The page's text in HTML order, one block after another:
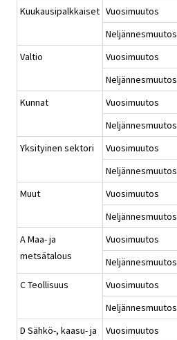
Kuukausipalkkaiset Vuosimuutos
Neljännesmuutos
Valtio
Vuosimuutos
Neljännesmuutos
Kunnat
Vuosimuutos
Neljännesmuutos
Yksityinen sektori
Vuosimuutos
Neljännesmuutos
Muut
Vuosimuutos
Neljännesmuutos
A Maa- ja
metsätalous
Vuosimuutos
Neljännesmuutos
C Teollisuus
Vuosimuutos
Neljännesmuutos
D Sähkö-, kaasu- ja
Vuosimuutos